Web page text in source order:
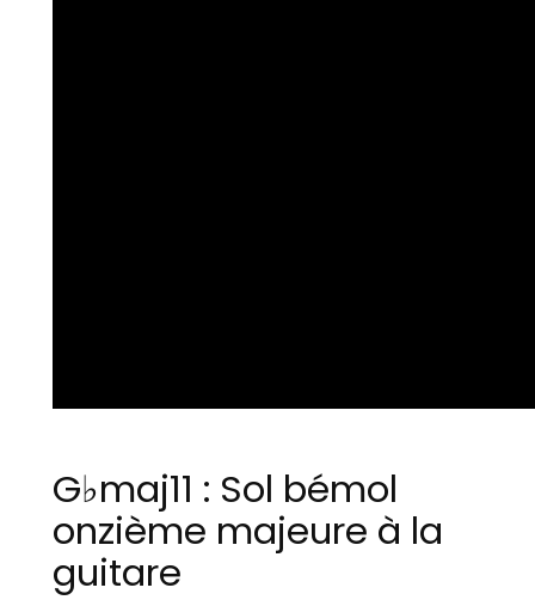
G♭maj11 : Sol bémol
onzième majeure à la
guitare